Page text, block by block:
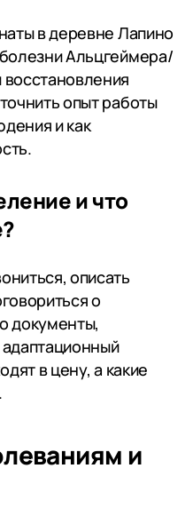
в деревне Лапино
Альцгеймера/
опыт работы
и как
и что
описать
о
документы,
в цену, а какие
и